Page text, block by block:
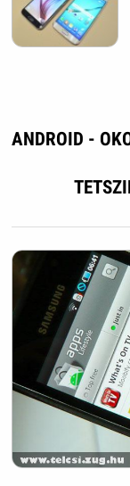
ANDROID -